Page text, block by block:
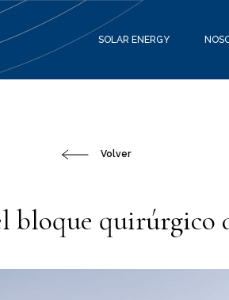
SOLAR ENERGY
Volver
bloque quirúrgico